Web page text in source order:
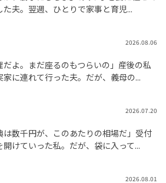
た夫。翌週、ひとりで家事と育児...
2026.08.06
だよ。まだ座るのもつらいの」産後の私
家に連れて行った夫。だが、義母の...
2026.07.20
は数千円が、このあたりの相場だ」受付
開けていった私。だが、袋に入って...
2026.08.01